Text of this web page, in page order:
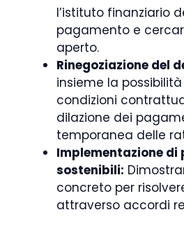
l’istituto finanziario
pagamento e
aperto.
Rinegoziazione del
insieme la
condizioni
dilazione dei
temporanea delle
Implementazione
sostenibili:
concreto per
attraverso accordi